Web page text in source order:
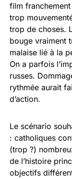
film
trop
trop de choses.
bouge vraiment
malaise lié à la
On a parfois
russes.
rythmée aurait
d’action.
Le scénario
: catholiques
(trop ?)
de l’histoire
objectifs